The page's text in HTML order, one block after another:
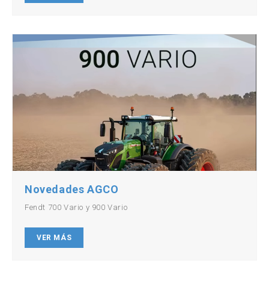
Novedades AGCO
Fendt 700 Vario y 900 Vario
VER MÁS